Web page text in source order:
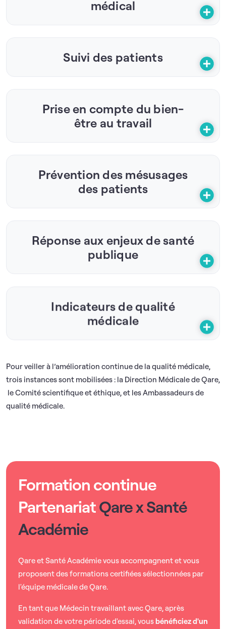
médical
Suivi des patients
Prise en compte du bien-
être au travail
Prévention des mésusages
des patients
Réponse aux enjeux de santé
publique
Indicateurs de qualité
médicale
Pour veiller à l’amélioration continue de la qualité médicale,
trois instances sont mobilisées : la Direction Médicale de Qare,
le Comité scientifique et éthique, et les Ambassadeurs de
qualité médicale.
Formation continue
PartenariatQare x Santé
Académie
Qare et Santé Académie vous accompagnent et vous
proposent des formations certifiées sélectionnées par
l'équipe médicale de Qare.
En tant que Médecin travaillant avec Qare, après
validation de votre période d'essai, vous bénéficiez d'un